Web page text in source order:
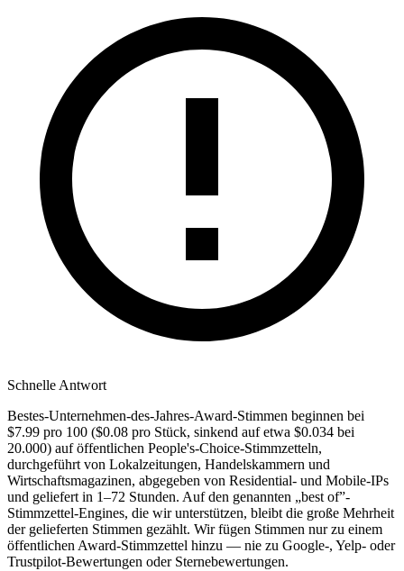
Schnelle Antwort
Bestes-Unternehmen-des-Jahres-Award-Stimmen beginnen bei
$7.99 pro 100 ($0.08 pro Stück, sinkend auf etwa $0.034 bei
20.000) auf öffentlichen People's-Choice-Stimmzetteln,
durchgeführt von Lokalzeitungen, Handelskammern und
Wirtschaftsmagazinen, abgegeben von Residential- und Mobile-IPs
und geliefert in 1–72 Stunden. Auf den genannten „best of”-
Stimmzettel-Engines, die wir unterstützen, bleibt die große Mehrheit
der gelieferten Stimmen gezählt. Wir fügen Stimmen nur zu einem
öffentlichen Award-Stimmzettel hinzu — nie zu Google-, Yelp- oder
Trustpilot-Bewertungen oder Sternebewertungen.